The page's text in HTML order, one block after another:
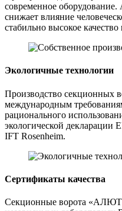
современное оборудование.
снижает влияние
стабильно высокое
Экологичные технологии
Производство секционных
международным
рационального
экологической декларации
IFT Rosenheim.
Сертификаты качества
Секционные ворота